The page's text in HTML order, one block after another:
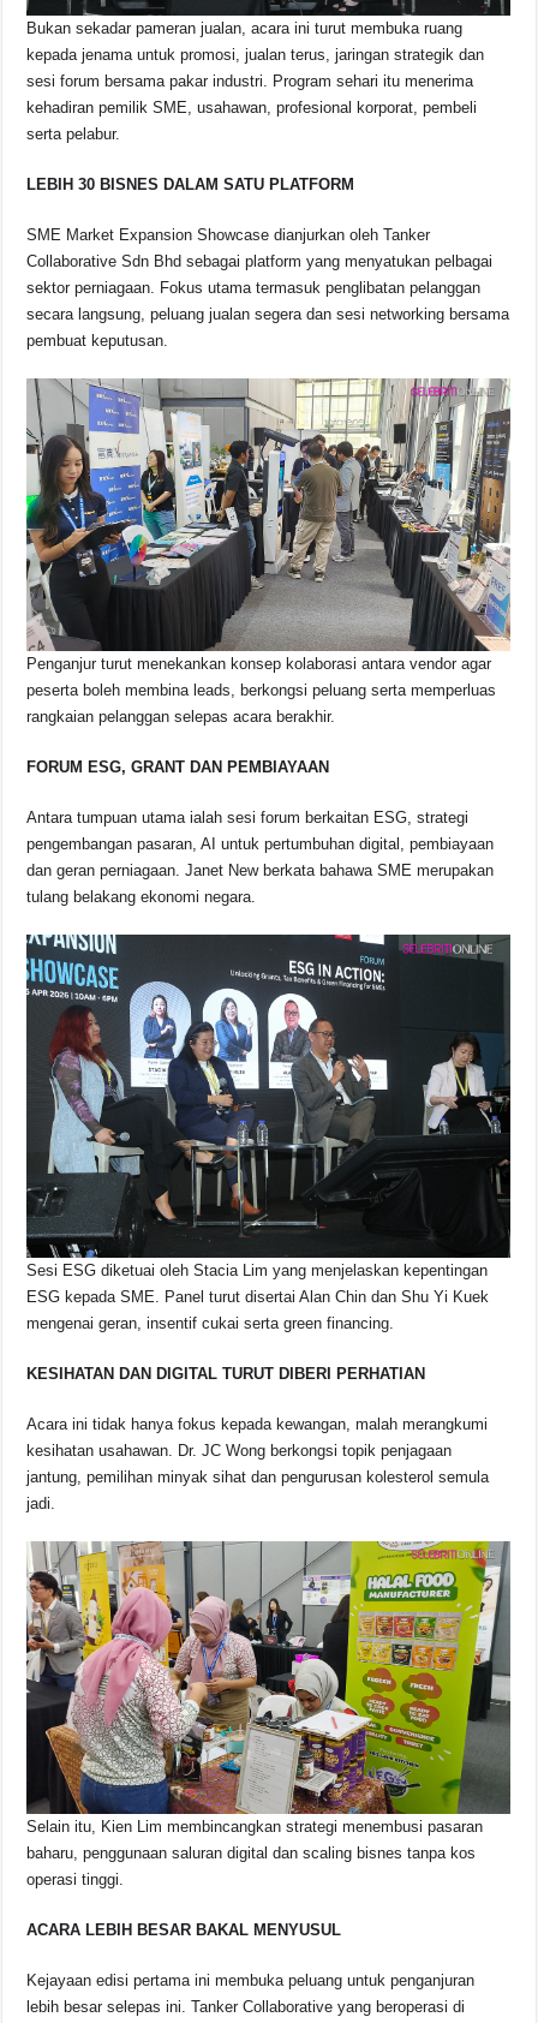
Bukan sekadar pameran jualan, acara ini turut membuka ruang
kepada jenama untuk promosi, jualan terus, jaringan strategik dan
sesi forum bersama pakar industri. Program sehari itu menerima
kehadiran pemilik SME, usahawan, profesional korporat, pembeli
serta pelabur.
LEBIH 30 BISNES DALAM SATU PLATFORM
SME Market Expansion Showcase dianjurkan oleh Tanker
Collaborative Sdn Bhd sebagai platform yang menyatukan pelbagai
sektor perniagaan. Fokus utama termasuk penglibatan pelanggan
secara langsung, peluang jualan segera dan sesi networking bersama
pembuat keputusan.
Penganjur turut menekankan konsep kolaborasi antara vendor agar
peserta boleh membina leads, berkongsi peluang serta memperluas
rangkaian pelanggan selepas acara berakhir.
FORUM ESG, GRANT DAN PEMBIAYAAN
Antara tumpuan utama ialah sesi forum berkaitan ESG, strategi
pengembangan pasaran, AI untuk pertumbuhan digital, pembiayaan
dan geran perniagaan. Janet New berkata bahawa SME merupakan
tulang belakang ekonomi negara.
Sesi ESG diketuai oleh Stacia Lim yang menjelaskan kepentingan
ESG kepada SME. Panel turut disertai Alan Chin dan Shu Yi Kuek
mengenai geran, insentif cukai serta green financing.
KESIHATAN DAN DIGITAL TURUT DIBERI PERHATIAN
Acara ini tidak hanya fokus kepada kewangan, malah merangkumi
kesihatan usahawan. Dr. JC Wong berkongsi topik penjagaan
jantung, pemilihan minyak sihat dan pengurusan kolesterol semula
jadi.
Selain itu, Kien Lim membincangkan strategi menembusi pasaran
baharu, penggunaan saluran digital dan scaling bisnes tanpa kos
operasi tinggi.
ACARA LEBIH BESAR BAKAL MENYUSUL
Kejayaan edisi pertama ini membuka peluang untuk penganjuran
lebih besar selepas ini. Tanker Collaborative yang beroperasi di